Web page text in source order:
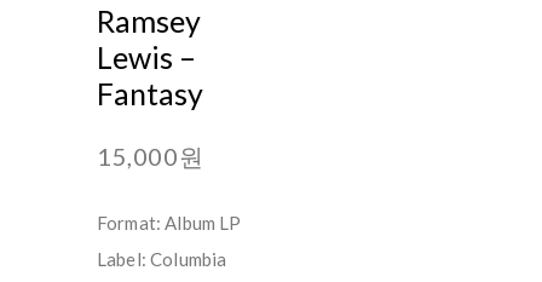
Ramsey
Lewis ‎–
Fantasy
15,000원
Format: Album LP
Label: Columbia